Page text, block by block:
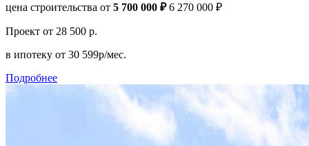
цена строительства от 5 700 000 ₽ 6 270 000 ₽
Проект от 28 500 р.
в ипотеку от 30 599р/мес.
Подробнее